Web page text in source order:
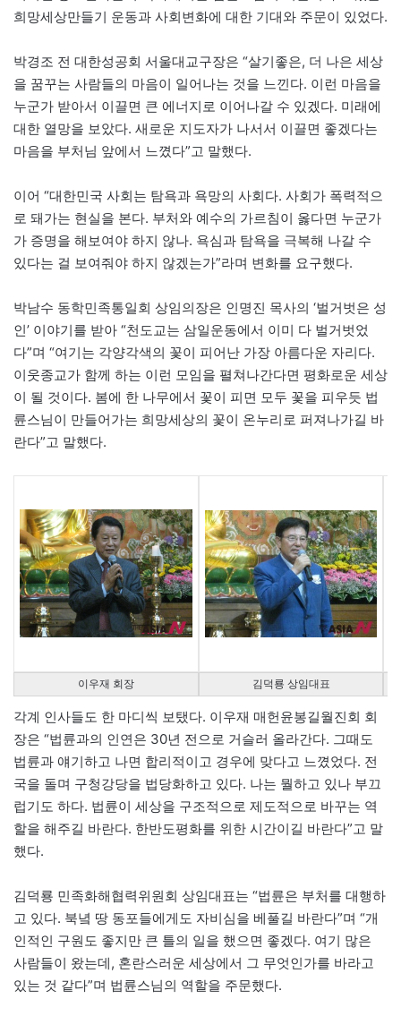
희망세상만들기 운동과 사회변화에 대한 기대와 주문이 있었다.
박경조 전 대한성공회 서울대교구장은 “살기좋은, 더 나은 세상
을 꿈꾸는 사람들의 마음이 일어나는 것을 느낀다. 이런 마음을
누군가 받아서 이끌면 큰 에너지로 이어나갈 수 있겠다. 미래에
대한 열망을 보았다. 새로운 지도자가 나서서 이끌면 좋겠다는
마음을 부처님 앞에서 느꼈다”고 말했다.
이어 “대한민국 사회는 탐욕과 욕망의 사회다. 사회가 폭력적으
로 돼가는 현실을 본다. 부처와 예수의 가르침이 옳다면 누군가
가 증명을 해보여야 하지 않나. 욕심과 탐욕을 극복해 나갈 수
있다는 걸 보여줘야 하지 않겠는가”라며 변화를 요구했다.
박남수 동학민족통일회 상임의장은 인명진 목사의 ‘벌거벗은 성
인’ 이야기를 받아 “천도교는 삼일운동에서 이미 다 벌거벗었
다”며 “여기는 각양각색의 꽃이 피어난 가장 아름다운 자리다.
이웃종교가 함께 하는 이런 모임을 펼쳐나간다면 평화로운 세상
이 될 것이다. 봄에 한 나무에서 꽃이 피면 모두 꽃을 피우듯 법
륜스님이 만들어가는 희망세상의 꽃이 온누리로 퍼져나가길 바
란다”고 말했다.
이우재 회장 김덕룡 상임대표
각계 인사들도 한 마디씩 보탰다. 이우재 매헌윤봉길월진회 회
장은 “법륜과의 인연은 30년 전으로 거슬러 올라간다. 그때도
법륜과 얘기하고 나면 합리적이고 경우에 맞다고 느꼈었다. 전
국을 돌며 구청강당을 법당화하고 있다. 나는 뭘하고 있나 부끄
럽기도 하다. 법륜이 세상을 구조적으로 제도적으로 바꾸는 역
할을 해주길 바란다. 한반도평화를 위한 시간이길 바란다”고 말
했다.
김덕룡 민족화해협력위원회 상임대표는 “법륜은 부처를 대행하
고 있다. 북녘 땅 동포들에게도 자비심을 베풀길 바란다”며 “개
인적인 구원도 좋지만 큰 틀의 일을 했으면 좋겠다. 여기 많은
사람들이 왔는데, 혼란스러운 세상에서 그 무엇인가를 바라고
있는 것 같다”며 법륜스님의 역할을 주문했다.